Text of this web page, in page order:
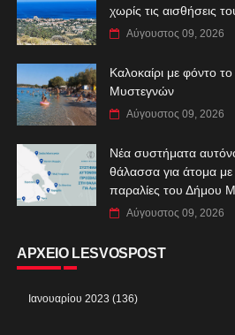
χωρίς τις αισθήσεις
Αύγουστος 09, 2026
Καλοκαίρι με φόντο
Μυστεγνών
Αύγουστος 09, 2026
Νέα συστήματα
θάλασσα για άτομα με
παραλίες του Δήμου
Αύγουστος 09, 2026
ΑΡΧΕΙΟ LESVOSPOST